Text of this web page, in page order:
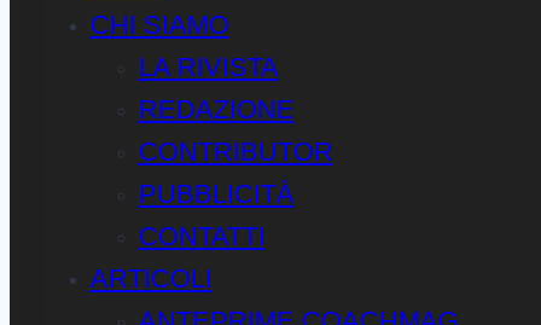
CHI SIAMO
LA RIVISTA
REDAZIONE
CONTRIBUTOR
PUBBLICITÀ
CONTATTI
ARTICOLI